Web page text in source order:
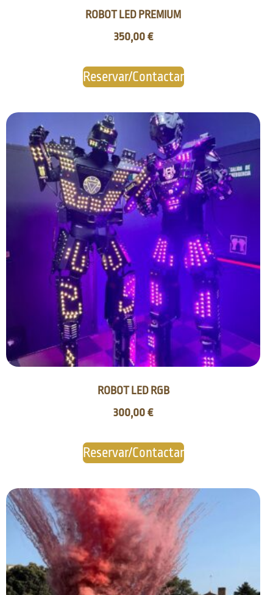
ROBOT LED PREMIUM
350,00€
Reservar/Contactar
ROBOT LED RGB
300,00€
Reservar/Contactar